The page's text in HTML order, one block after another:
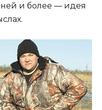
и более — идея